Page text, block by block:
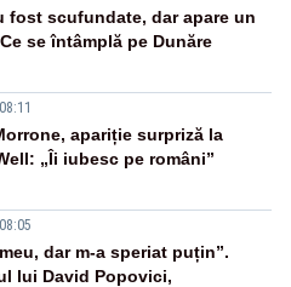
fost scufundate, dar apare un
se întâmplă pe Dunăre
apariție surpriză la
„Îi iubesc pe români”
dar m-a speriat puțin”.
lui David Popovici,